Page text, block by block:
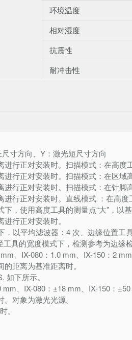
环境温度
相对湿度
抗震性
耐冲击性
寸方向、Y：激光短尺寸方向
进行正对安装时。扫描模式：在高度
进行正对安装时。扫描模式：在区域
进行正对安装时。扫描模式：在针脚
进行正对安装时。直线模式 ：在高
下，使用高度工具的测量点“大”，以
进行正对安装时。
，以平均滤波器：4 次、边缘位置工
工具的宽度模式下，检测参考为边缘
、IX-080：1.0 mm、IX-150：2
的距离为基准距离时。
如下所示。
mm、IX-080：±18 mm、IX-150：
。对象为激光光源。
。